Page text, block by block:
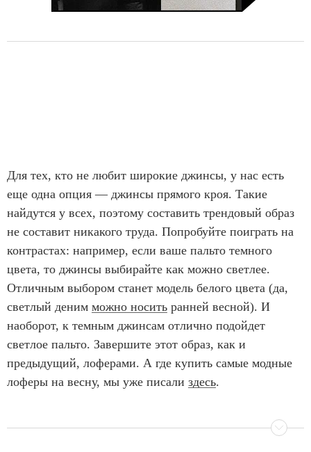
Для тех, кто не любит широкие джинсы, у нас есть
еще одна опция — джинсы прямого кроя. Такие
найдутся у всех, поэтому составить трендовый образ
не составит никакого труда. Попробуйте поиграть на
контрастах: например, если ваше пальто темного
цвета, то джинсы выбирайте как можно светлее.
Отличным выбором станет модель белого цвета (да,
светлый деним можно носить ранней весной). И
наоборот, к темным джинсам отлично подойдет
светлое пальто. Завершите этот образ, как и
предыдущий, лоферами. А где купить самые модные
лоферы на весну, мы уже писали здесь.